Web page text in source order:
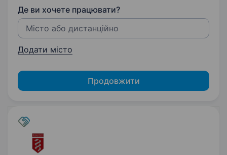
Де ви хочете працювати?
Додати місто
Продовжити